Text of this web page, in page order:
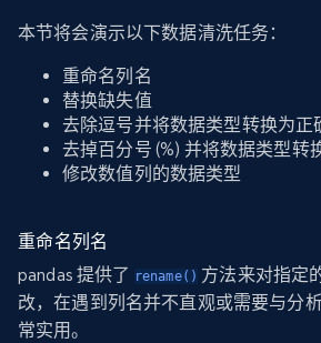
本节将会演示以下数据清洗任务：
重命名列名
替换缺失值
去除逗号并将数据类型转换为正
去掉百分号 (%) 并将数据类型转
修改数值列的数据类型
重命名列名
pandas 提供了 rename() 方法来对指定
改，在遇到列名并不直观或需要与分
常实用。